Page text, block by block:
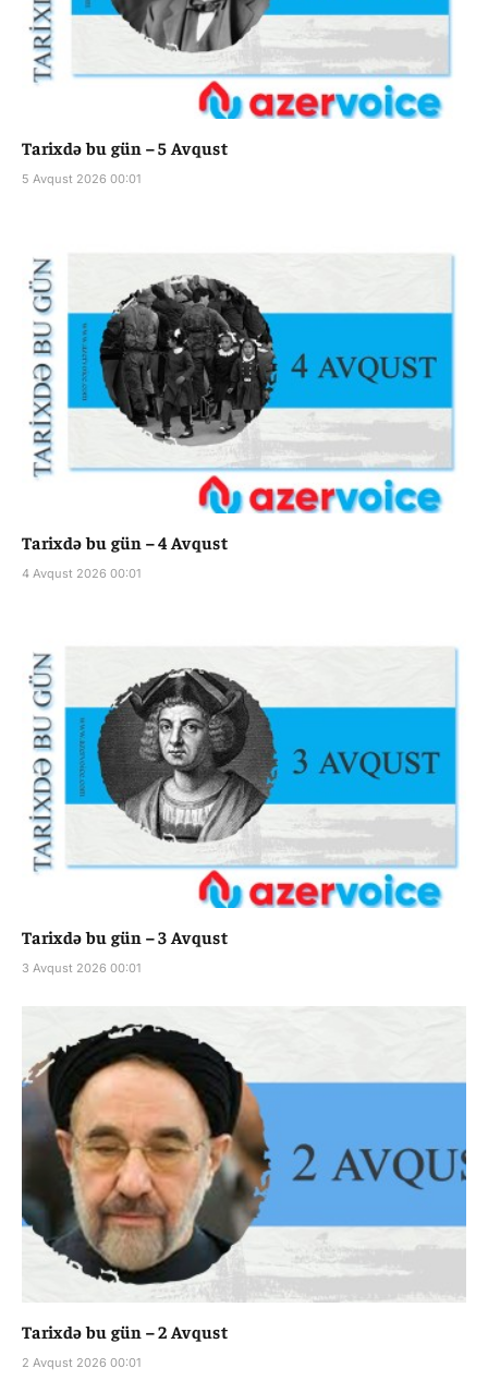
Tarixdə bu gün – 5 Avqust
5 Avqust 2026 00:01
Tarixdə bu gün – 4 Avqust
4 Avqust 2026 00:01
Tarixdə bu gün – 3 Avqust
3 Avqust 2026 00:01
Tarixdə bu gün – 2 Avqust
2 Avqust 2026 00:01